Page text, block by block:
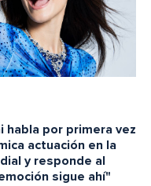
habla por primera vez
actuación en la
y responde al
sigue ahí"